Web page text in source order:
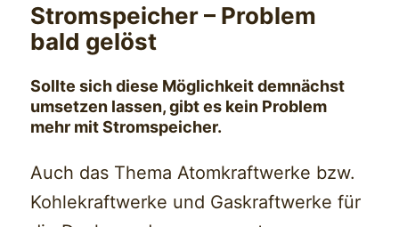
Stromspeicher – Problem
bald gelöst
Sollte sich diese Möglichkeit demnächst
umsetzen lassen, gibt es kein Problem
mehr mit Stromspeicher.
Auch das Thema Atomkraftwerke bzw.
Kohlekraftwerke und Gaskraftwerke für